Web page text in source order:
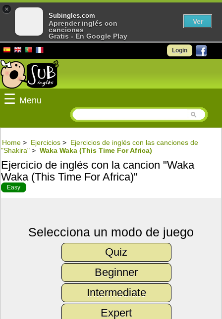
Login
☰ Menu
Home > Ejercicios > Ejercicios de inglés con las canciones de
"Shakira" > Waka Waka (This Time For Africa)
Ejercicio de inglés con la cancion "Waka
Waka (This Time For Africa)"
Easy
Selecciona un modo de juego
Quiz
Beginner
Intermediate
Expert
×
Subingles.com
Aprender inglés con
canciones
Gratis - En Google Play
Ver